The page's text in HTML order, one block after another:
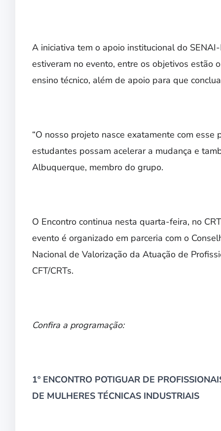
A iniciativa tem o apoio institucional do
estiveram no evento, entre os objetivos estão
ensino técnico, além de apoio para que
“O nosso projeto nasce exatamente com
estudantes possam acelerar a mudança e
Albuquerque, membro do grupo.
O Encontro continua nesta quarta-feira, no
evento é organizado em parceria com o
Nacional de Valorização da Atuação de
CFT/CRTs.
Confira a programação:
1º ENCONTRO POTIGUAR DE
DE MULHERES TÉCNICAS INDUSTRIAIS